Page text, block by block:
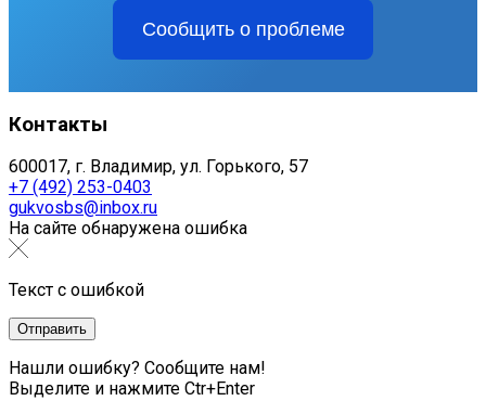
Сообщить о проблеме
Контакты
600017, г. Владимир, ул. Горького, 57
+7 (492) 253-0403
gukvosbs@inbox.ru
На сайте обнаружена ошибка
Текст с ошибкой
Нашли ошибку? Сообщите нам!
Выделите и нажмите Ctr+Enter